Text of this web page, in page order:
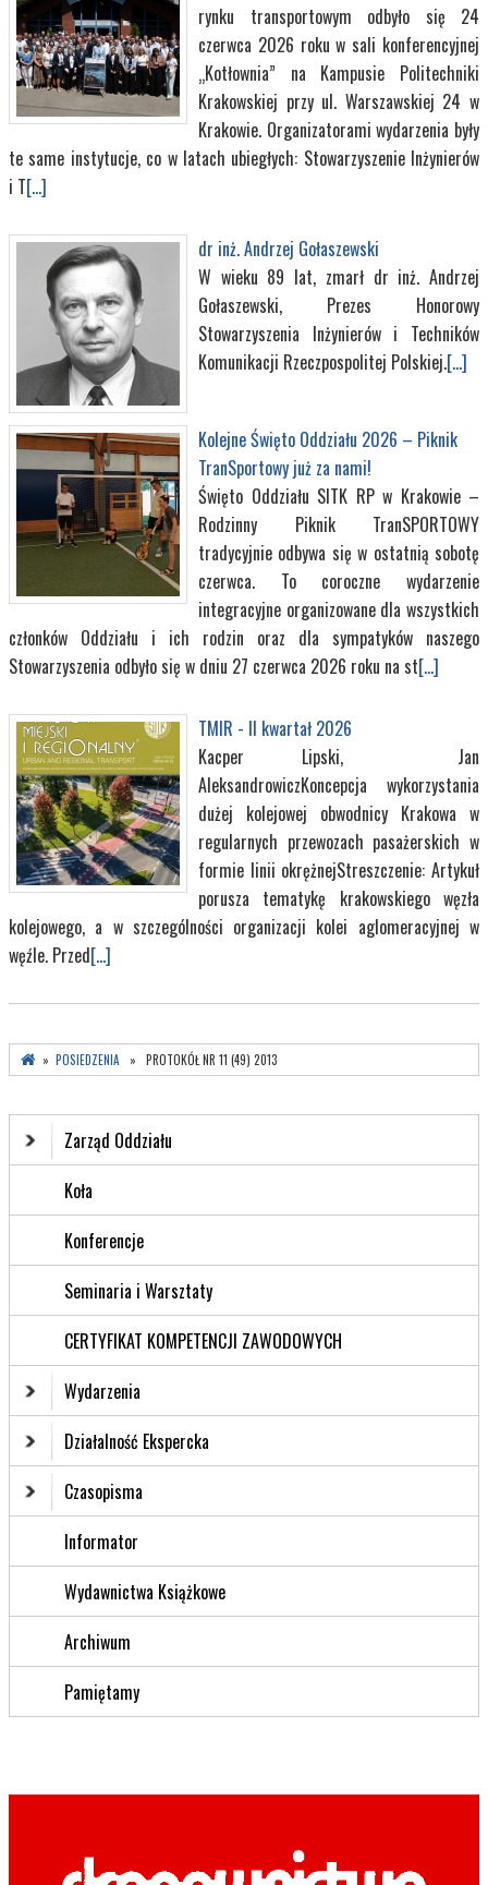
rynku transportowym odbyło się 24
czerwca 2026 roku w sali konferencyjnej
„Kotłownia” na Kampusie Politechniki
Krakowskiej przy ul. Warszawskiej 24 w
Krakowie. Organizatorami wydarzenia były
te same instytucje, co w latach ubiegłych: Stowarzyszenie Inżynierów
i T[...]
dr inż. Andrzej Gołaszewski
W wieku 89 lat, zmarł dr inż. Andrzej
Gołaszewski, Prezes Honorowy
Stowarzyszenia Inżynierów i Techników
Komunikacji Rzeczpospolitej Polskiej.[...]
Kolejne Święto Oddziału 2026 – Piknik
TranSportowy już za nami!
Święto Oddziału SITK RP w Krakowie –
Rodzinny Piknik TranSPORTOWY
tradycyjnie odbywa się w ostatnią sobotę
czerwca. To coroczne wydarzenie
integracyjne organizowane dla wszystkich
członków Oddziału i ich rodzin oraz dla sympatyków naszego
Stowarzyszenia odbyło się w dniu 27 czerwca 2026 roku na st[...]
TMIR - II kwartał 2026
Kacper Lipski, Jan
AleksandrowiczKoncepcja wykorzystania
dużej kolejowej obwodnicy Krakowa w
regularnych przewozach pasażerskich w
formie linii okrężnejStreszczenie: Artykuł
porusza tematykę krakowskiego węzła
kolejowego, a w szczególności organizacji kolei aglomeracyjnej w
węźle. Przed[...]
» POSIEDZENIA » PROTOKÓŁ NR 11 (49) 2013
Zarząd Oddziału
Koła
Konferencje
Seminaria i Warsztaty
CERTYFIKAT KOMPETENCJI ZAWODOWYCH
Wydarzenia
Działalność Ekspercka
Czasopisma
Informator
Wydawnictwa Książkowe
Archiwum
Pamiętamy